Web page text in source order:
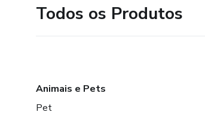
Todos os Produtos
Animais e Pets
Pet